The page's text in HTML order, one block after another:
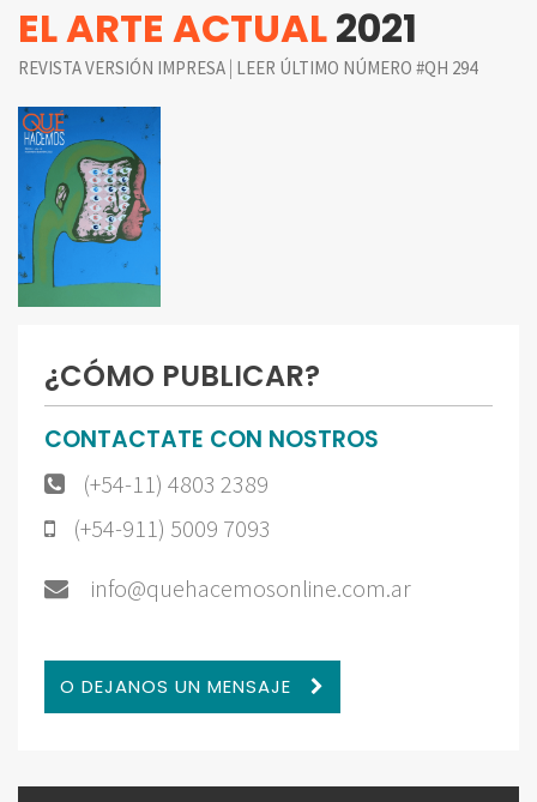
EL ARTE ACTUAL2021
REVISTA VERSIÓN IMPRESA | LEER ÚLTIMO NÚMERO #QH 294
¿CÓMO PUBLICAR?
CONTACTATE CON NOSTROS
(+54-11) 4803 2389
(+54-911) 5009 7093
info@quehacemosonline.com.ar
O DEJANOS UN MENSAJE